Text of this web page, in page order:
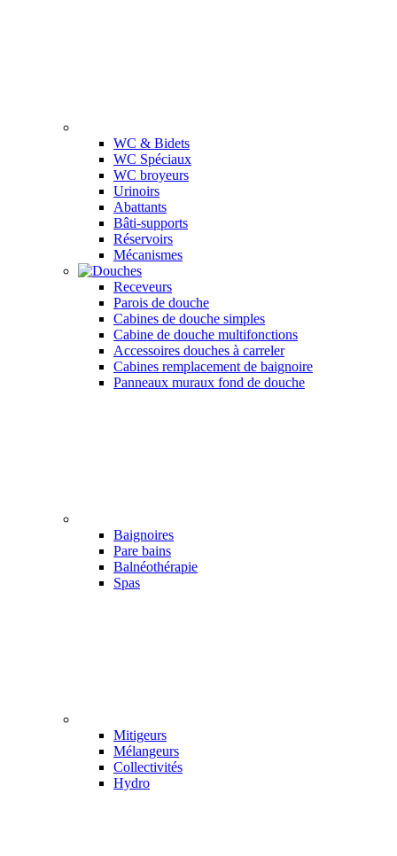
WC & Bidets
WC Spéciaux
WC broyeurs
Urinoirs
Abattants
Bâti-supports
Réservoirs
Mécanismes
Receveurs
Parois de douche
Cabines de douche simples
Cabine de douche multifonctions
Accessoires douches à carreler
Cabines remplacement de baignoire
Panneaux muraux fond de douche
Baignoires
Pare bains
Balnéothérapie
Spas
Mitigeurs
Mélangeurs
Collectivités
Hydro